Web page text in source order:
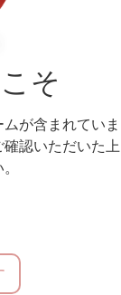
そ
が含まれていま
認いただいた上